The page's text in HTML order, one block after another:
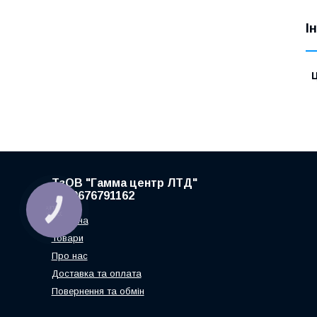
ТзОВ "Гамма центр ЛТД"
+380676791162
Головна
Товари
Про нас
Доставка та оплата
Повернення та обмін
КНОПКА
ЗВ'ЯЗКУ